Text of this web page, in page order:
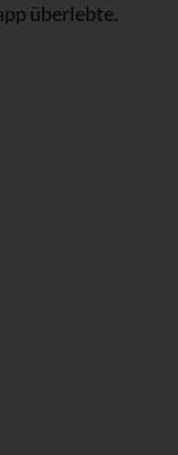
überlebte.